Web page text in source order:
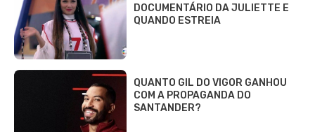
DOCUMENTÁRIO DA JULIETTE E
QUANDO ESTREIA
QUANTO GIL DO VIGOR GANHOU
COM A PROPAGANDA DO
SANTANDER?